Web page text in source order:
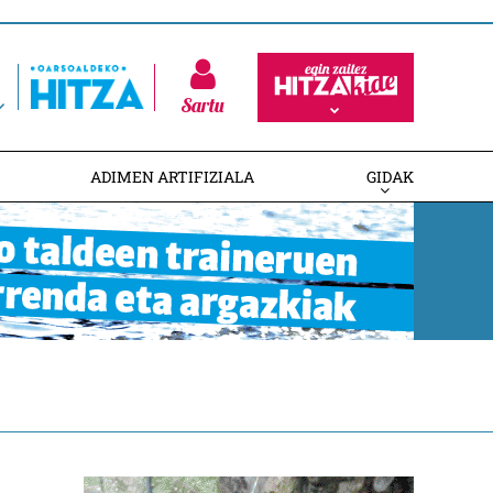
Sartu
ADIMEN ARTIFIZIALA GIDAK